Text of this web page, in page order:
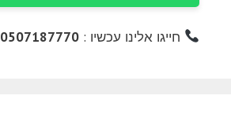
חייגו אלינו עכשיו :0507187770